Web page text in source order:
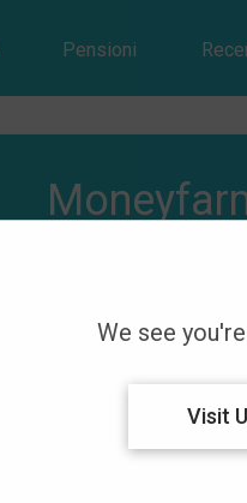
Pensioni
No
We see
Visit